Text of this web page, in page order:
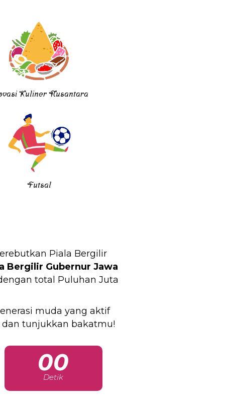
Kuliner Nusantara
Futsal
Piala Bergilir
Bergilir Gubernur Jawa
total Puluhan Juta
muda yang aktif
tunjukkan bakatmu!
00
Detik